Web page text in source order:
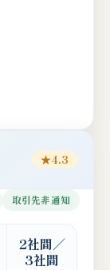
★4.3
取引先非通知
2社間／
3社間